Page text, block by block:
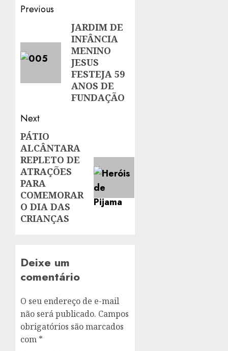
Post
navigation
Previous
post:
JARDIM DE
INFÂNCIA
MENINO
JESUS
FESTEJA 59
ANOS DE
FUNDAÇÃO
Next
Next
post:
PÁTIO
ALCÂNTARA
REPLETO DE
ATRAÇÕES
PARA
COMEMORAR
O DIA DAS
CRIANÇAS
Deixe um
comentário
O seu endereço de e-mail
não será publicado. Campos
obrigatórios são marcados
com *